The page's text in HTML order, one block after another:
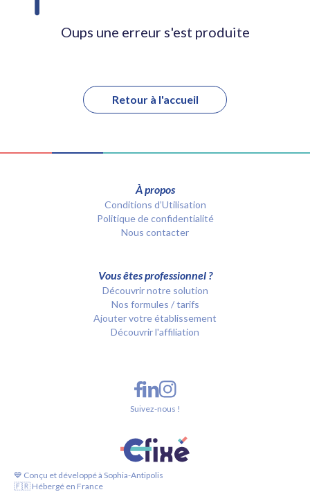
Oups une erreur s'est produite
Retour à l'accueil
À propos
Conditions d’Utilisation
Politique de confidentialité
Nous contacter
Vous êtes professionnel ?
Découvrir notre solution
Nos formules / tarifs
Ajouter votre établissement
Découvrir l'affiliation
💙 Conçu et développé à Sophia-Antipolis
🇫🇷 Hébergé en France
Suivez-nous !